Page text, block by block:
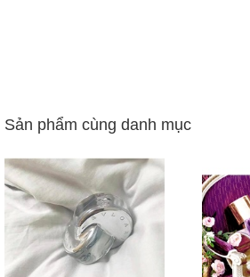
Sản phẩm cùng danh mục